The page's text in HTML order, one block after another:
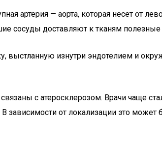
артерия — аорта, которая несет от
сосуды доставляют к тканям
выстланную изнутри эндотелием и
с атеросклерозом. Врачи чаще
от локализации это может